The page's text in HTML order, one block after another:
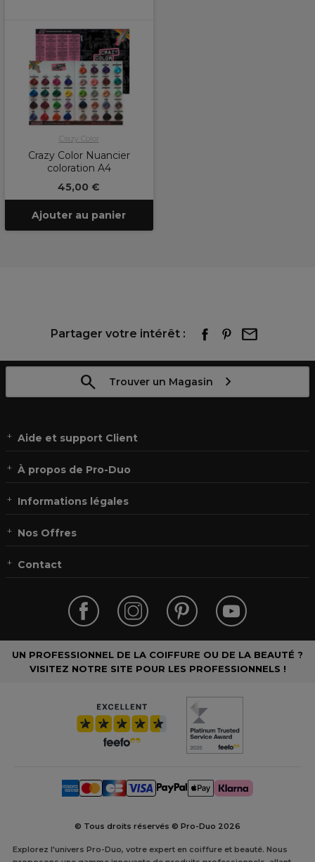
Crazy Color
Crazy Color Nuancier
coloration A4
45,00 €
Ajouter au panier
Partager votre intérêt :
Trouver un Magasin
Aide et support Client
À propos de Pro-Duo
Informations légales
Nos Offres
Contact
UN PROFESSIONNEL DE LA COIFFURE OU DE LA BEAUTÉ ?
VISITEZ NOTRE SITE POUR LES PROFESSIONNELS !
© Tous droits réservés © Pro-Duo 2026
Explorez l'univers Pro-Duo, votre expert en coiffure et beauté. Nous